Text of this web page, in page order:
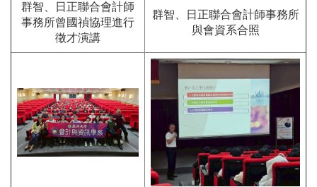
群智、日正聯合會計師
事務所曾國禎協理進行
徵才演講
群智、日正聯合會計師事務所
與會資系合照